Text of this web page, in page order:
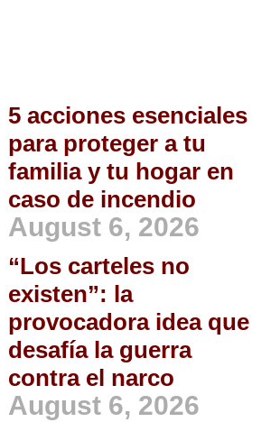
5 acciones esenciales
para proteger a tu
familia y tu hogar en
caso de incendio
August 6, 2026
“Los carteles no
existen”: la
provocadora idea que
desafía la guerra
contra el narco
August 6, 2026